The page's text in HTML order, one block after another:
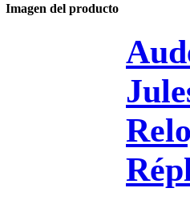
Imagen del producto